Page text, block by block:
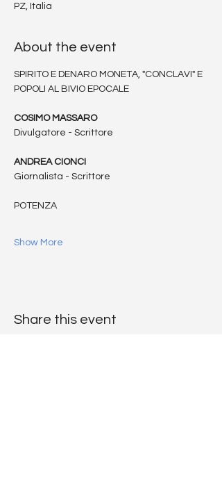
PZ, Italia
About the event
SPIRITO E DENARO MONETA, "CONCLAVI" E
POPOLI AL BIVIO EPOCALE
COSIMO MASSARO
Divulgatore - Scrittore
ANDREA CIONCI
Giornalista - Scrittore
POTENZA
Show More
Share this event